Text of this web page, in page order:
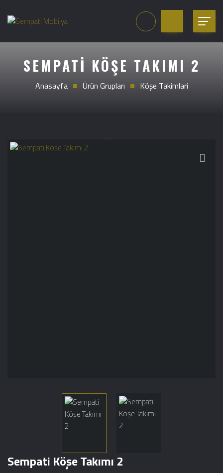
SEMPATI KÖŞE TAKIMI 2
Anasayfa Ürün Grupları Köşe Takimlari
Sempati Köşe Takımı 2